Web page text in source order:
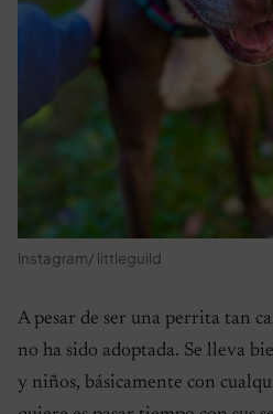
Instagram/ littleguild
A pesar de ser una perrita tan
no ha sido adoptada. Se lleva
y niños, básicamente con